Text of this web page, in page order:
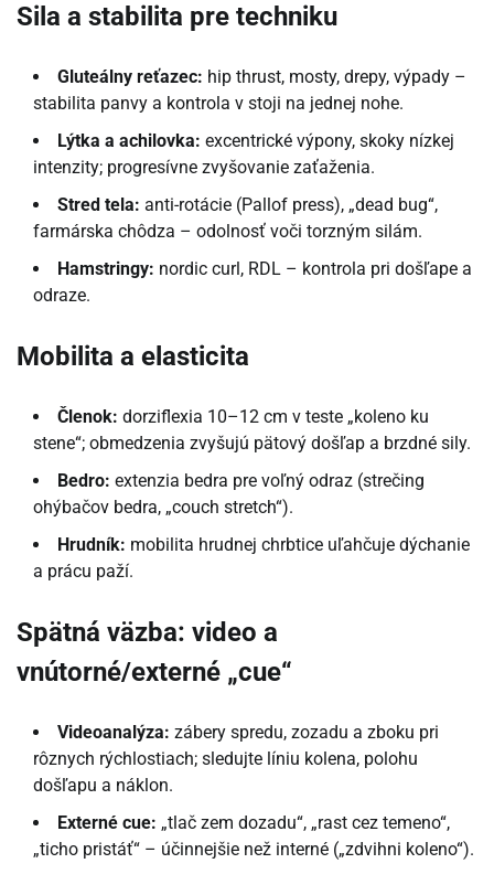
Sila a stabilita pre techniku
Gluteálny reťazec: hip thrust, mosty, drepy, výpady –
stabilita panvy a kontrola v stoji na jednej nohe.
Lýtka a achilovka: excentrické výpony, skoky nízkej
intenzity; progresívne zvyšovanie zaťaženia.
Stred tela: anti-rotácie (Pallof press), „dead bug“,
farmárska chôdza – odolnosť voči torzným silám.
Hamstringy: nordic curl, RDL – kontrola pri došľape a
odraze.
Mobilita a elasticita
Členok: dorziflexia 10–12 cm v teste „koleno ku
stene“; obmedzenia zvyšujú pätový došľap a brzdné sily.
Bedro: extenzia bedra pre voľný odraz (strečing
ohýbačov bedra, „couch stretch“).
Hrudník: mobilita hrudnej chrbtice uľahčuje dýchanie
a prácu paží.
Spätná väzba: video a
vnútorné/externé „cue“
Videoanalýza: zábery spredu, zozadu a zboku pri
rôznych rýchlostiach; sledujte líniu kolena, polohu
došľapu a náklon.
Externé cue: „tlač zem dozadu“, „rast cez temeno“,
„ticho pristáť“ – účinnejšie než interné („zdvihni koleno“).